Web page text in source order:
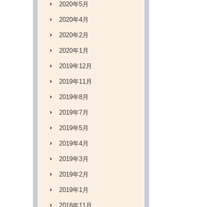
2020年5月
2020年4月
2020年2月
2020年1月
2019年12月
2019年11月
2019年8月
2019年7月
2019年5月
2019年4月
2019年3月
2019年2月
2019年1月
2018年11月